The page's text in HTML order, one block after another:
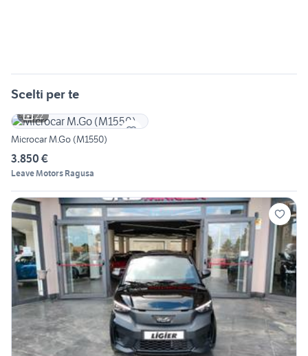
Scelti per te
22
Microcar M.Go (M1550)
3.850 €
Leave Motors Ragusa